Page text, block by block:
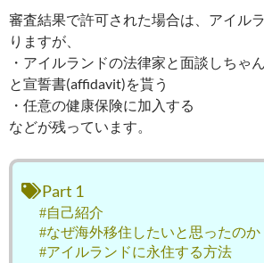
審査結果で許可された場合は、アイル
りますが、
・アイルランドの法律家と面談しちゃ
と宣誓書(affidavit)を貰う
・任意の健康保険に加入する
などが残っています。
Part 1
自己紹介
なぜ海外移住したいと思ったのか
アイルランドに永住する方法